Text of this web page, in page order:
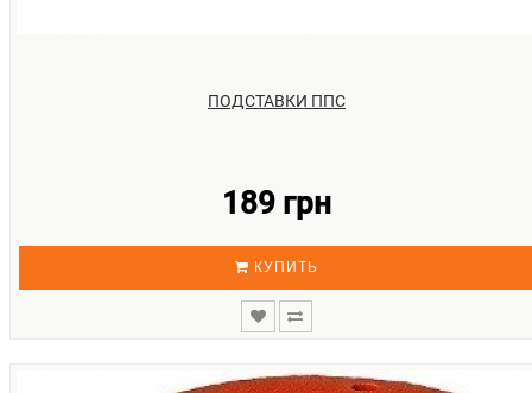
ПОДСТАВКИ ППС
189 грн
КУПИТЬ